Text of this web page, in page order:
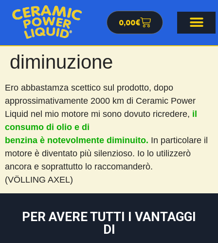
0,00€
diminuzione
Ero abbastamza scettico sul prodotto, dopo
approssimativamente 2000 km di Ceramic Power
Liquid nel mio motore mi sono dovuto ricredere, il
consumo di olio e di
benzina è notevolmente diminuito. In particolare il
motore è diventato più silenzioso. Io lo utilizzerò
ancora e soprattutto lo raccomanderò.
(VÖLLING AXEL)
PER AVERE TUTTI I VANTAGGI
DI